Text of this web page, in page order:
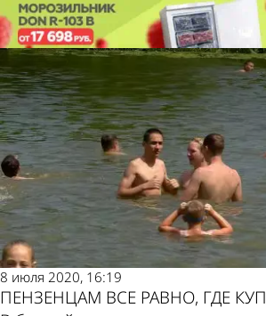
Пляжный «бунт»
Наша
Пенза
8 июля 2020, 16:19
ПЕНЗЕНЦАМ ВСЕ РАВНО, ГДЕ
Пляжный «бунт»
Наша
Пенза
и